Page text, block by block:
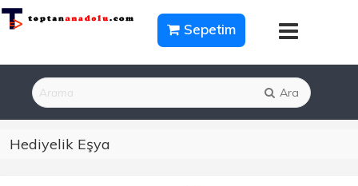
Sepetim
Ara
Hediyelik Eşya